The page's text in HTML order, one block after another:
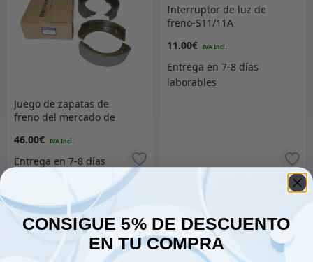
Juego de zapatas de
freno del mercado de
46.00€
Añadir al carrito
Interruptor de luz de
freno-S11/11A
11.00€
Añadir al carrito
CONSIGUE 5% DE DESCUENTO
EN TU COMPRA